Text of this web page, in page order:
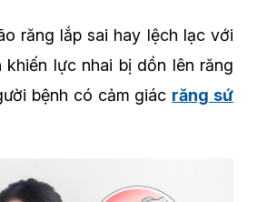
răng lắp sai hay lệch lạc với
khiến lực nhai bị dồn lên răng
bệnh có cảm giác răng sứ